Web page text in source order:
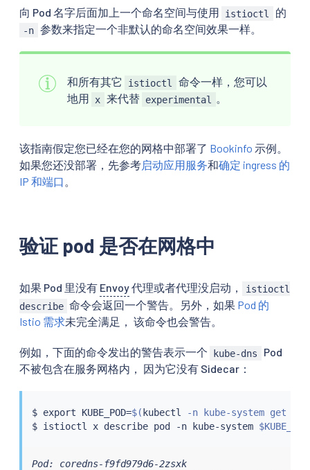
向 Pod 名字后面加上一个命名空间与使用 istioctl 的
-n 参数来指定一个非默认的命名空间效果一样。
和所有其它 istioctl
命令一样，您可以
地用
x 来代替 experimental 。
该指南假定您已经在您的网格中部署了 Bookinfo 示例。
如果您还没部署，先参考启动应用服务和确定 ingress 的
IP 和端口 。
验证 pod 是否在网格中
如果 Pod 里没有 Envoy代理或者代理没启动，
istioctl
describe 命令会返回一个警告。另外，如果 Pod 的
Istio 需求未完全满足， 该命令也会警告。
例如，下面的命令发出的警告表示一个 kube-dns
Pod
不被包含在服务网格内， 因为它没有 Sidecar：
$ export KUBE_POD=$( kubectl
-n kube-system get
$ istioctl x describe pod -n kube-system $KUBE_POD
Pod: coredns-f9fd979d6-2zsxk